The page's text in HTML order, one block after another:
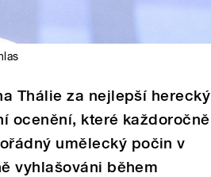
Thálie za nejlepší herecký
ocenění, které každoročně
umělecký počin v
vyhlašováni během